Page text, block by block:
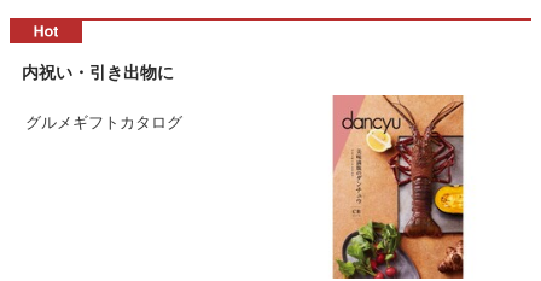
内祝い・引き出物に
グルメギフトカタログ